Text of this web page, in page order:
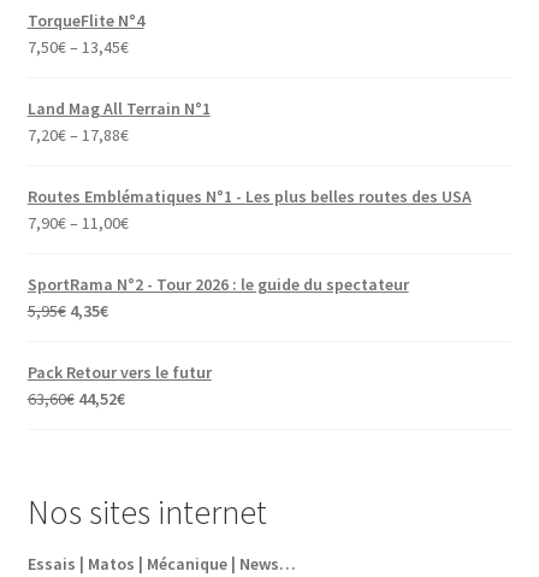
TorqueFlite N°4
7,50€– 13,45€
Land Mag All Terrain N°1
7,20€– 17,88€
Routes Emblématiques N°1 - Les plus belles routes des USA
7,90€– 11,00€
SportRama N°2 - Tour 2026 : le guide du spectateur
5,95€ Le
initial
était :
5,95€.
4,35€Le
est :
Pack Retour vers le futur
63,60€ Le
63,60€.
44,52€Le
44,52€.
Nos sites internet
Essais | Matos | Mécanique | News…